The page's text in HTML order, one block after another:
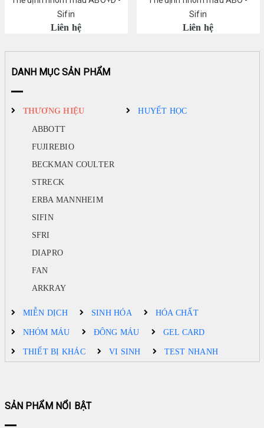
♦ SFRI
♦ DIAPRO
♦ ARKRAY
MIỄN DỊCH
SINH HÓA
HÓA CHẤT
NHÓM MÁU
ĐÔNG MÁU
GEL CARD
THIẾT BỊ KHÁC
FUJIREBIO
STRECK
Sifin
Liên hệ
Sifin
Liên hệ
DANH MỤC SẢN PHẨM
THƯƠNG HIỆU
ABBOTT
FUJIREBIO
BECKMAN COULTER
STRECK
ERBA MANNHEIM
SIFIN
SFRI
DIAPRO
FAN
ARKRAY
HUYẾT HỌC
MIỄN DỊCH SINH HÓA HÓA CHẤT
NHÓM MÁU ĐÔNG MÁU GEL CARD
THIẾT BỊ KHÁC VI SINH TEST NHANH
SẢN PHẨM NỔI BẬT